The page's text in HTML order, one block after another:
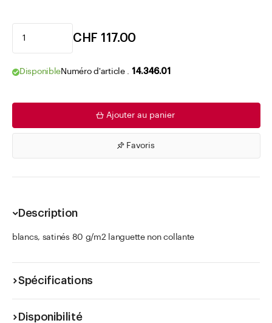
CHF 117.00
DisponibleNuméro d'article . 14.346.01
Ajouter au panier
Favoris
Description
blancs, satinés 80 g/m2 languette non collante
Spécifications
Disponibilité